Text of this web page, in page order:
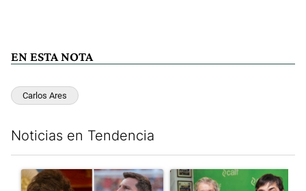
EN ESTA NOTA
Carlos Ares
Noticias en Tendencia
Un artículo de tendencia con el título "Milei despidió a Jorge
Un artículo de tendencia con